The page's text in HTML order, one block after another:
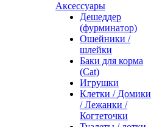
Аксессуары
Дешеддер
(фурминатор)
Ошейники /
шлейки
Баки для корма
(Cat)
Игрушки
Клетки / Домики
/ Лежанки /
Когтеточки